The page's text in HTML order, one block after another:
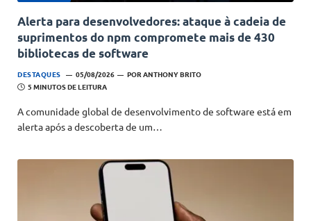
Alerta para desenvolvedores: ataque à cadeia de
suprimentos do npm compromete mais de 430
bibliotecas de software
DESTAQUES 05/08/2026 POR ANTHONY BRITO
5 MINUTOS DE LEITURA
A comunidade global de desenvolvimento de software está em
alerta após a descoberta de um…